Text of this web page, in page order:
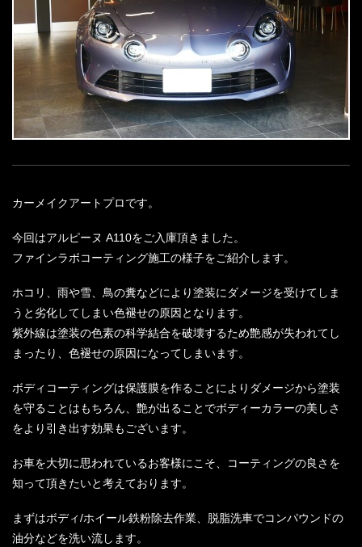
カーメイクアートプロです。
今回はアルピーヌ A110をご入庫頂きました。
ファインラボコーティング施工の様子をご紹介します。
ホコリ、雨や雪、鳥の糞などにより塗装にダメージを受けてしま
うと劣化してしまい色褪せの原因となります。
紫外線は塗装の色素の科学結合を破壊するため艶感が失われてし
まったり、色褪せの原因になってしまいます。
ボディコーティングは保護膜を作ることによりダメージから塗装
を守ることはもちろん、艶が出ることでボディーカラーの美しさ
をより引き出す効果もございます。
お車を大切に思われているお客様にこそ、コーティングの良さを
知って頂きたいと考えております。
まずはボディ/ホイール鉄粉除去作業、脱脂洗車でコンパウンドの
油分などを洗い流します。